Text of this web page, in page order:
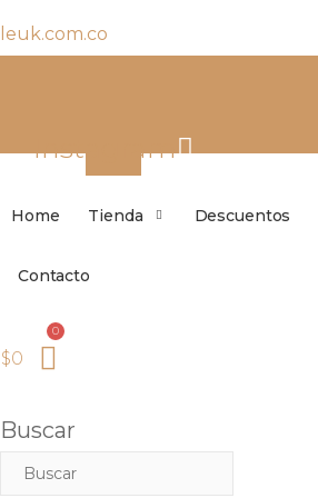
leuk.com.co
Instagram
Home Tienda Descuentos
Contacto
$0
Buscar